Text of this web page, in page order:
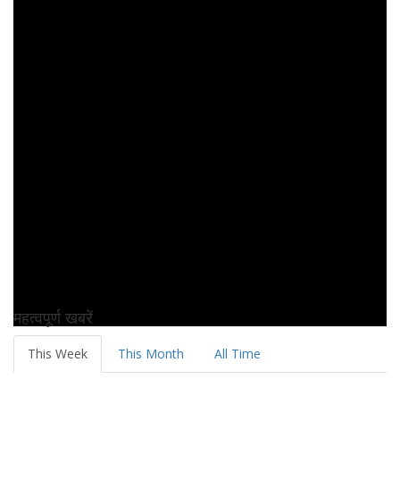
महत्वपूर्ण खबरें
This Week This Month All Time